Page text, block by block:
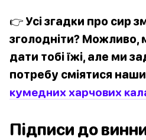
👉 Усі згадки про сир
зголодніти?
дати тобі їжі, але ми
потребу сміятися
кумедних харчових
Підписи до